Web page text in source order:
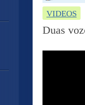
VIDEOS
Duas